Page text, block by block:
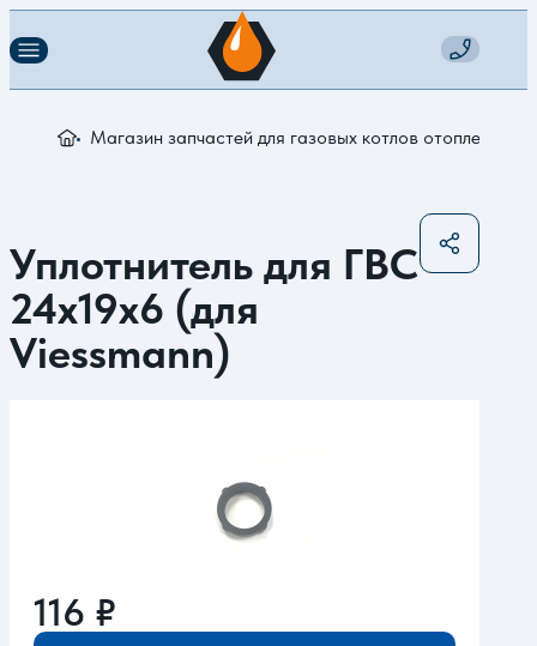
Магазин запчастей для газовых котлов отопления
Уплотнитель для ГВС
24x19x6 (для
Viessmann)
116 ₽